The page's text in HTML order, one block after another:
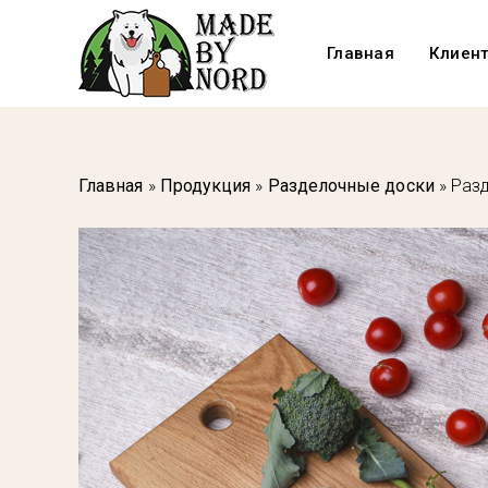
Главная
Главная » Продукция » Разделочные доски»